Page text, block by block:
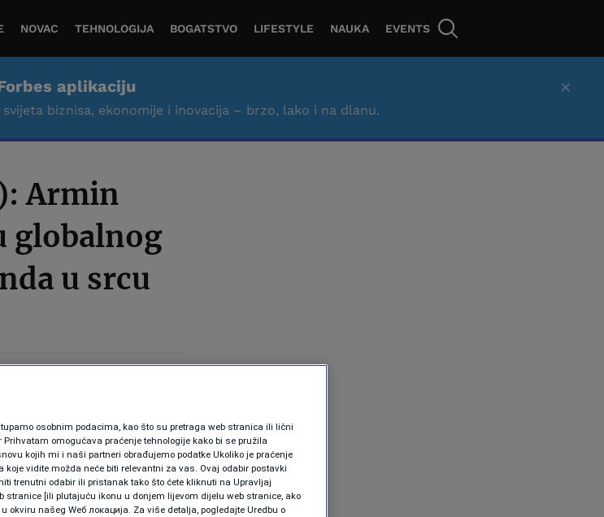
NOVAC TEHNOLOGIJA BOGATSTVO LIFESTYLE NAUKA EVENTS
aplikaciju
biznisa, ekonomije i inovacija – brzo, lako i na dlanu.
×
Armin
globalnog
u srcu
osobnim podacima, kao što su pretraga web stranica ili lični
omogućava praćenje tehnologije kako bi se pružila
kojih mi i naši partneri obrađujemo podatke Ukoliko je praćenje
vidite možda neće biti relevantni za vas. Ovaj odabir postavki
trenutni odabir ili pristanak tako što ćete kliknuti na Upravljaj
stranice [ili plutajuću ikonu u donjem lijevom dijelu web stranice, ako
okviru našeg Wеб локација. Za više detalja, pogledajte Uredbu o